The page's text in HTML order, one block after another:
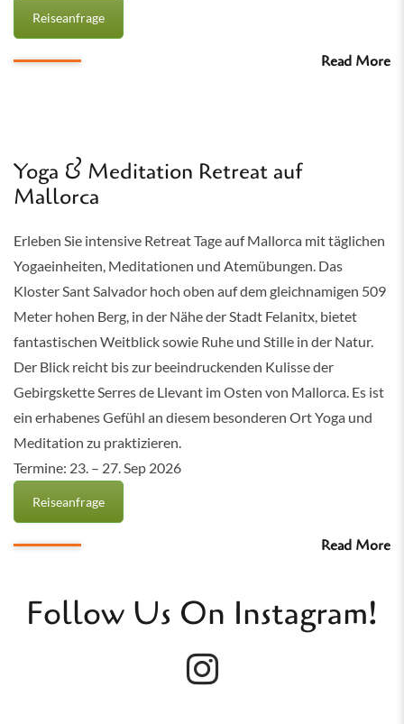
Reiseanfrage
Read More
Yoga & Meditation Retreat auf
Mallorca
Erleben Sie intensive Retreat Tage auf Mallorca mit täglichen
Yogaeinheiten, Meditationen und Atemübungen. Das
Kloster Sant Salvador hoch oben auf dem gleichnamigen 509
Meter hohen Berg, in der Nähe der Stadt Felanitx, bietet
fantastischen Weitblick sowie Ruhe und Stille in der Natur.
Der Blick reicht bis zur beeindruckenden Kulisse der
Gebirgskette Serres de Llevant im Osten von Mallorca. Es ist
ein erhabenes Gefühl an diesem besonderen Ort Yoga und
Meditation zu praktizieren.
Termine: 23. – 27. Sep 2026
Reiseanfrage
Read More
Follow Us On Instagram!